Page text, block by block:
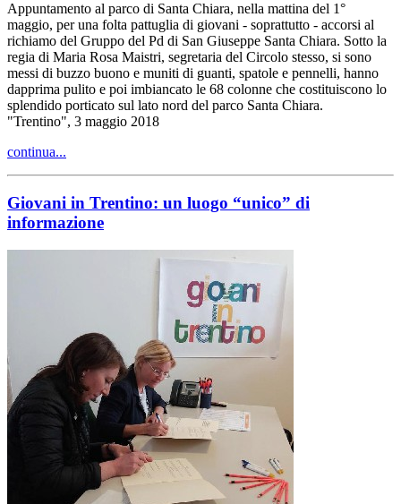
Appuntamento al parco di Santa Chiara, nella mattina del 1°
maggio, per una folta pattuglia di giovani - soprattutto - accorsi al
richiamo del Gruppo del Pd di San Giuseppe Santa Chiara. Sotto la
regia di Maria Rosa Maistri, segretaria del Circolo stesso, si sono
messi di buzzo buono e muniti di guanti, spatole e pennelli, hanno
dapprima pulito e poi imbiancato le 68 colonne che costituiscono lo
splendido porticato sul lato nord del parco Santa Chiara.
"Trentino", 3 maggio 2018
continua...
Giovani in Trentino: un luogo “unico” di
informazione